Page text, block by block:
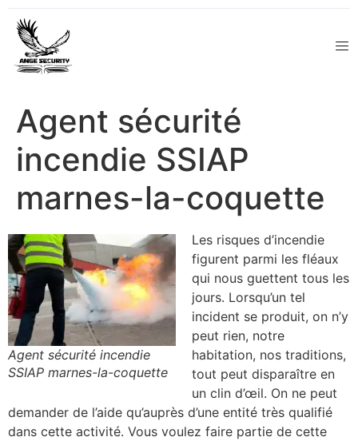
Agent sécurité
incendie SSIAP
marnes-la-coquette
Agent sécurité incendie
SSIAP marnes-la-coquette
Les risques d’incendie
figurent parmi les fléaux
qui nous guettent tous les
jours. Lorsqu’un tel
incident se produit, on n’y
peut rien, notre
habitation, nos traditions,
tout peut disparaître en
un clin d’œil. On ne peut
demander de l’aide qu’auprès d’une entité très qualifié
dans cette activité. Vous voulez faire partie de cette